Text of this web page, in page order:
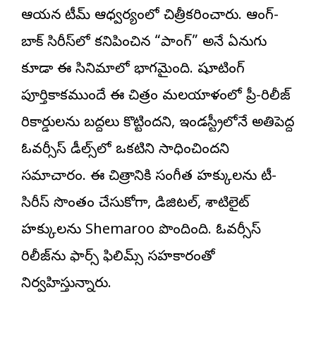
ఆయన టీమ్ ఆధ్వర్యంలో చిత్రీకరించారు. ఆంగ్-
బాక్ సిరీస్‌లో కనిపించిన “పాంగ్” అనే ఏనుగు
కూడా ఈ సినిమాలో భాగమైంది. షూటింగ్
పూర్తికాకముందే ఈ చిత్రం మలయాళంలో ప్రీ-రిలీజ్
రికార్డులను బద్దలు కొట్టిందని, ఇండస్ట్రీలోనే అతిపెద్ద
ఓవర్సీస్ డీల్స్‌లో ఒకటిని సాధించిందని
సమాచారం. ఈ చిత్రానికి సంగీత హక్కులను టీ-
సిరీస్ సొంతం చేసుకోగా, డిజిటల్, శాటిలైట్
హక్కులను Shemaroo పొందింది. ఓవర్సీస్
రిలీజ్‌ను ఫార్స్ ఫిలిమ్స్ సహకారంతో
నిర్వహిస్తున్నారు.